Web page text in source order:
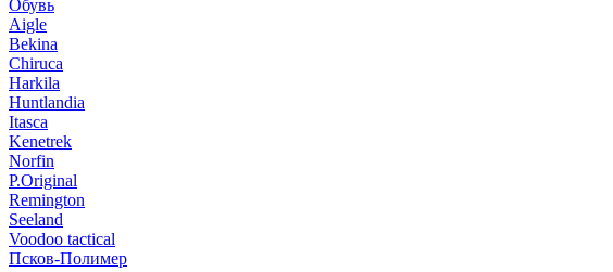
Обувь
Aigle
Bekina
Chiruсa
Harkila
Huntlandia
Itasca
Kenetrek
Norfin
P.Original
Remington
Seeland
Voodoo tactical
Псков-Полимер